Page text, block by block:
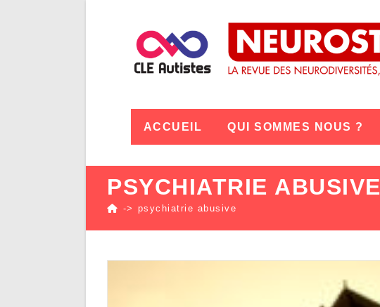
ACCUEIL QUI SOMMES NOUS ?
PSYCHIATRIE ABUSIVE
-> psychiatrie abusive